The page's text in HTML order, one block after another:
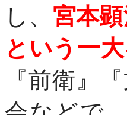
し、 宮本
という一
『前衛』